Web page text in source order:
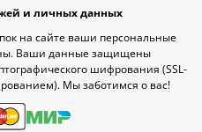
и личных данных
на сайте ваши персональные
Ваши данные защищены
шифрования (SSL-
Мы заботимся о вас!